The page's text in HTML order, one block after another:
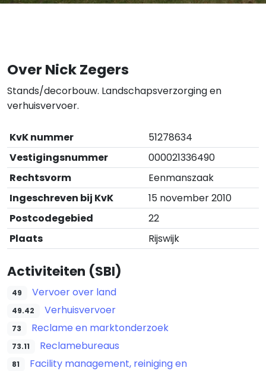
Over Nick Zegers
Stands/decorbouw. Landschapsverzorging en
verhuisvervoer.
KvK nummer
51278634
Vestigingsnummer
000021336490
Rechtsvorm
Eenmanszaak
Ingeschreven bij KvK
15 november 2010
Postcodegebied
22
Plaats
Rijswijk
Activiteiten (SBI)
49 Vervoer over land
49.42 Verhuisvervoer
73 Reclame en marktonderzoek
73.11 Reclamebureaus
81
Facility management, reiniging en